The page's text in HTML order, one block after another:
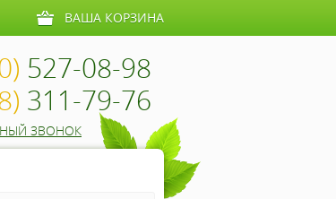
ВАША КОРЗИНА
527-08-98
311-79-76
ЗВОНОК